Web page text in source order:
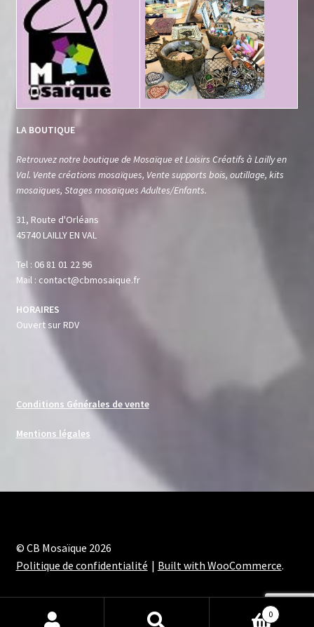
LA BOUTIQUE
Retrouvez notre boutique de Mosaïque et Loisirs Créatifs à Lailly en
Val. Vente créations mosaïques, Vente supports bois, outillage, kits
mosaïques, Stages mosaïques Adultes/Enfants.
31, Route d'Orléans
45740 LAILLY EN VAL
Tel : 06 81 01 22 96
Mail : contact@cbmosaique.fr
HORAIRES
Ouvert sur RDV
Conditions Générales de vente
Mentions légales
© CB Mosaïque 2026
Politique de confidentialité
Built with WooCommerce.
0